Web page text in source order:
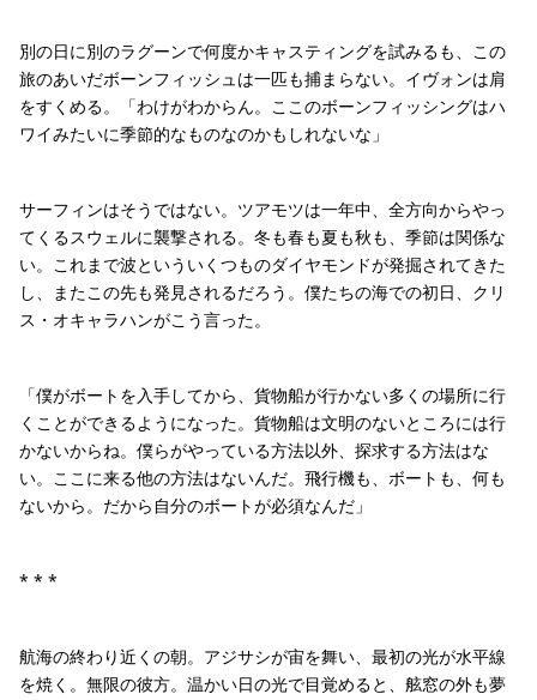
別の日に別のラグーンで何度かキャスティングを試みるも、この
旅のあいだボーンフィッシュは一匹も捕まらない。イヴォンは肩
をすくめる。「わけがわからん。ここのボーンフィッシングはハ
ワイみたいに季節的なものなのかもしれないな」
サーフィンはそうではない。ツアモツは一年中、全方向からやっ
てくるスウェルに襲撃される。冬も春も夏も秋も、季節は関係な
い。これまで波といういくつものダイヤモンドが発掘されてきた
し、またこの先も発見されるだろう。僕たちの海での初日、クリ
ス・オキャラハンがこう言った。
「僕がボートを入手してから、貨物船が行かない多くの場所に行
くことができるようになった。貨物船は文明のないところには行
かないからね。僕らがやっている方法以外、探求する方法はな
い。ここに来る他の方法はないんだ。飛行機も、ボートも、何も
ないから。だから自分のボートが必須なんだ」
* * *
航海の終わり近くの朝。アジサシが宙を舞い、最初の光が水平線
を焼く。無限の彼方。温かい日の光で目覚めると、舷窓の外も夢